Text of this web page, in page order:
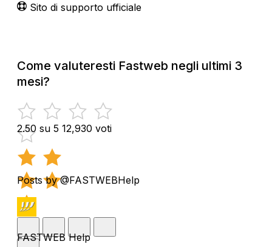
Sito di supporto ufficiale
Come valuteresti Fastweb negli ultimi 3
mesi?
2.50 su 5 12,930 voti
Posts by @FASTWEBHelp
FASTWEB Help